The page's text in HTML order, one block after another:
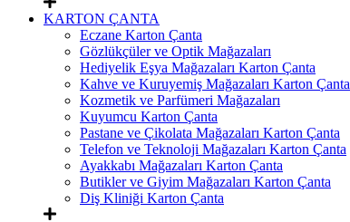
KARTON ÇANTA
Eczane Karton Çanta
Gözlükçüler ve Optik Mağazaları
Hediyelik Eşya Mağazaları Karton Çanta
Kahve ve Kuruyemiş Mağazaları Karton Çanta
Kozmetik ve Parfümeri Mağazaları
Kuyumcu Karton Çanta
Pastane ve Çikolata Mağazaları Karton Çanta
Telefon ve Teknoloji Mağazaları Karton Çanta
Ayakkabı Mağazaları Karton Çanta
Butikler ve Giyim Mağazaları Karton Çanta
Diş Kliniği Karton Çanta